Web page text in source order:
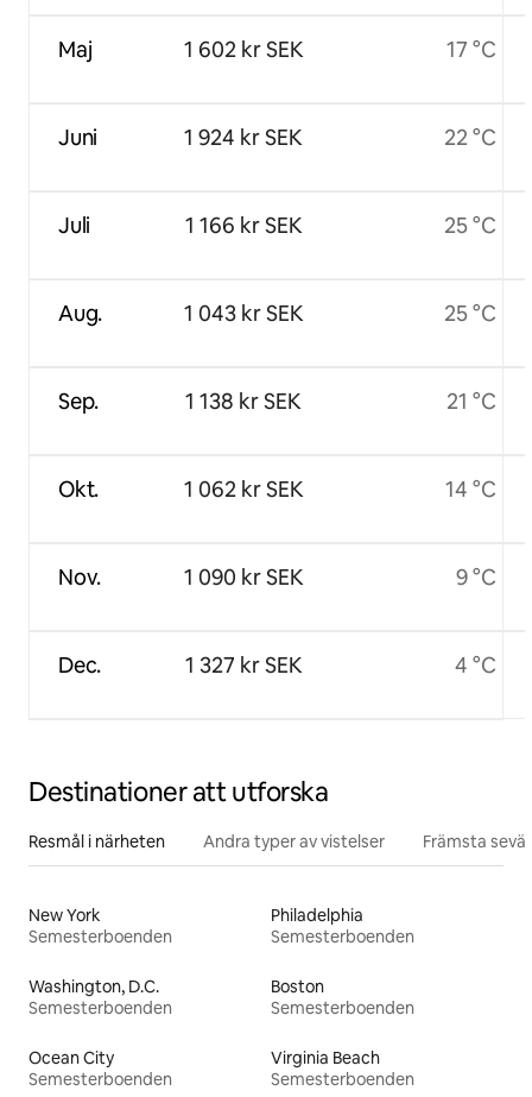
Maj
Juni
Juli
Aug.
Sep.
Okt.
Nov.
Dec.
1 602 kr SEK
1 924 kr SEK
1 166 kr SEK
1 043 kr SEK
1 138 kr SEK
1 062 kr SEK
1 090 kr SEK
1 327 kr SEK
17 °C
22 °C
25 °C
25 °C
21 °C
14 °C
9 °C
4 °C
Destinationer att utforska
Resmål i närheten Andra typer av vistelser Främsta
New York
Semesterboenden
Philadelphia
Semesterboenden
Washington, D.C.
Semesterboenden
Boston
Semesterboenden
Ocean City
Semesterboenden
Virginia Beach
Semesterboenden